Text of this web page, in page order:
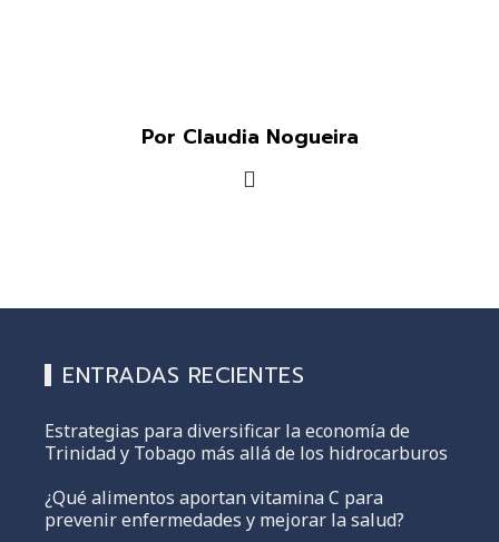
Por Claudia Nogueira
ENTRADAS RECIENTES
Estrategias para diversificar la economía de
Trinidad y Tobago más allá de los hidrocarburos
¿Qué alimentos aportan vitamina C para
prevenir enfermedades y mejorar la salud?